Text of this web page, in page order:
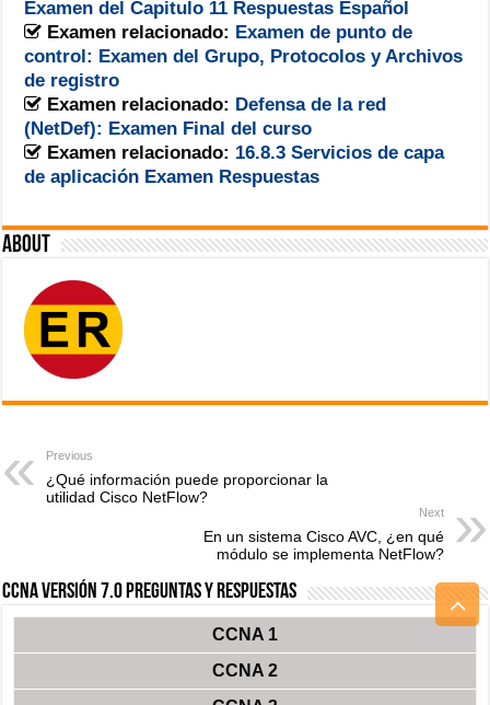
Examen del Capitulo 11 Respuestas Español
Examen relacionado: Examen de punto de
control: Examen del Grupo, Protocolos y Archivos
de registro
Examen relacionado: Defensa de la red
(NetDef): Examen Final del curso
Examen relacionado: 16.8.3 Servicios de capa
de aplicación Examen Respuestas
About
Previous
¿Qué información puede proporcionar la
utilidad Cisco NetFlow?
Next
En un sistema Cisco AVC, ¿en qué
módulo se implementa NetFlow?
CCNA Versión 7.0 Preguntas y Respuestas
CCNA 1
CCNA 2